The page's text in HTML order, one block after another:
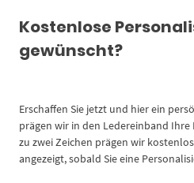
Kostenlose
gewünscht?
Erschaffen Sie jetzt und hier ein
prägen wir in den Ledereinband
zu zwei Zeichen prägen wir
angezeigt, sobald Sie eine